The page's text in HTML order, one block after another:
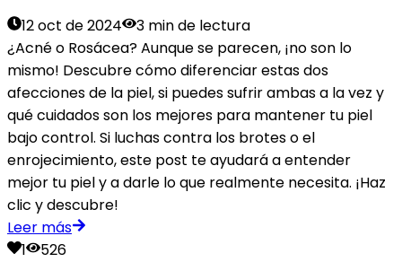
12 oct de 2024
3 min de lectura
¿Acné o Rosácea? Aunque se parecen, ¡no son lo
mismo! Descubre cómo diferenciar estas dos
afecciones de la piel, si puedes sufrir ambas a la vez y
qué cuidados son los mejores para mantener tu piel
bajo control. Si luchas contra los brotes o el
enrojecimiento, este post te ayudará a entender
mejor tu piel y a darle lo que realmente necesita. ¡Haz
clic y descubre!
Leer más
1
526